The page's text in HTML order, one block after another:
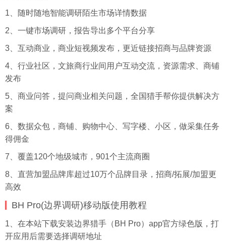
1、随时随地智能调研陌生市场详情数据
2、一键市场调研，报告导出多个平台分享
3、互动商业，商业短视频发布，更近链接招商与品牌资源
4、行业社区，文旅商行业间用户互动交流，资源需求、商铺
发布
5、商业问答，提问商业相关问题，全国猎手帮你提供解决方
案
6、数据众包，商铺、购物中心、写字楼、小区，做采集任务
得佣金
7、覆盖120个地级城市，901个主流商圈
8、直营加盟品牌库超过10万个品牌目录，招商/拓展/加盟更
高效
BH Pro(边界调研)移动版使用教程
1、在本站下载安装边界猎手（BH Pro）app官方绿色版，打
开应用后需要选择调研地址